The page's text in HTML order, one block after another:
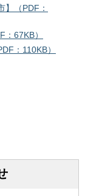
】（PDF：
67KB）
：110KB）